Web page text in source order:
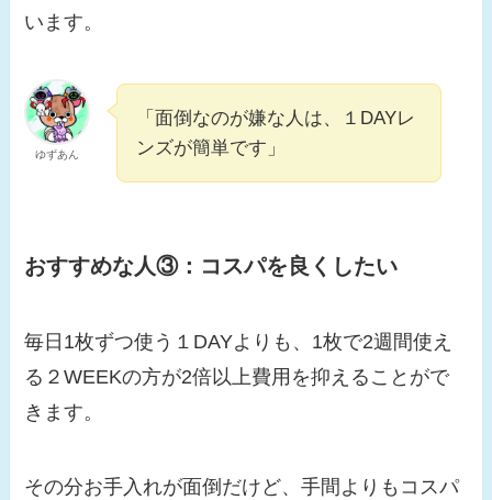
います。
ゆずあん
「面倒なのが嫌な人は、１DAYレ
ンズが簡単です」
おすすめな人③： コスパを良くしたい
毎日1枚ずつ使う１DAYよりも、1枚で2週間使え
る２WEEKの方が2倍以上費用を抑えることがで
きます。
その分お手入れが面倒だけど、手間よりもコスパ